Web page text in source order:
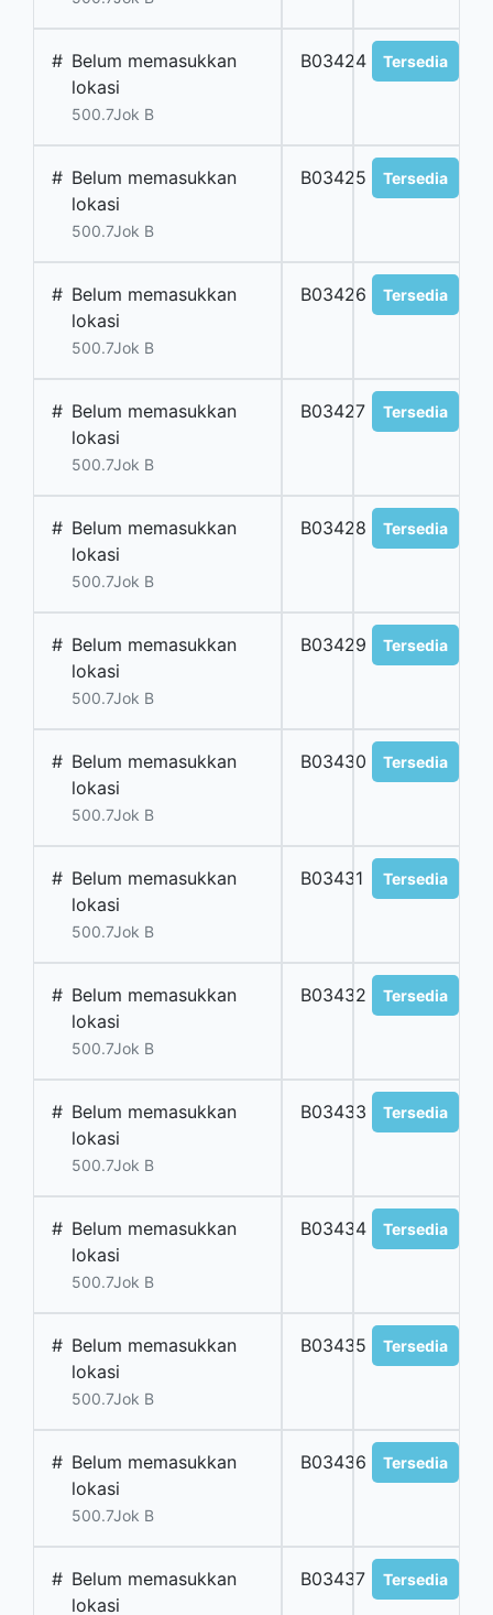
# Belum memasukkan
lokasi
500.7Jok B
B03424 Tersedia
# Belum memasukkan
lokasi
500.7Jok B
B03425 Tersedia
# Belum memasukkan
lokasi
500.7Jok B
B03426 Tersedia
# Belum memasukkan
lokasi
500.7Jok B
B03427 Tersedia
# Belum memasukkan
lokasi
500.7Jok B
B03428 Tersedia
# Belum memasukkan
lokasi
500.7Jok B
B03429 Tersedia
# Belum memasukkan
lokasi
500.7Jok B
B03430 Tersedia
# Belum memasukkan
lokasi
500.7Jok B
B03431 Tersedia
# Belum memasukkan
lokasi
500.7Jok B
B03432 Tersedia
# Belum memasukkan
lokasi
500.7Jok B
B03433 Tersedia
# Belum memasukkan
lokasi
500.7Jok B
B03434 Tersedia
# Belum memasukkan
lokasi
500.7Jok B
B03435 Tersedia
# Belum memasukkan
lokasi
500.7Jok B
B03436 Tersedia
# Belum memasukkan
lokasi
B03437 Tersedia